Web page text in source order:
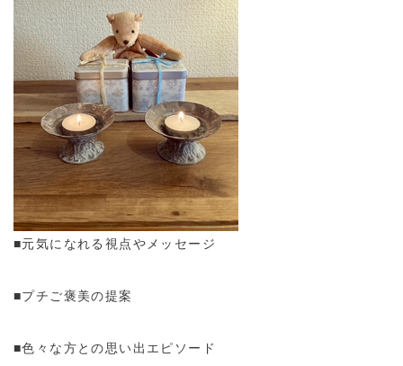
■元気になれる視点やメッセージ
■プチご褒美の提案
■色々な方との思い出エピソード